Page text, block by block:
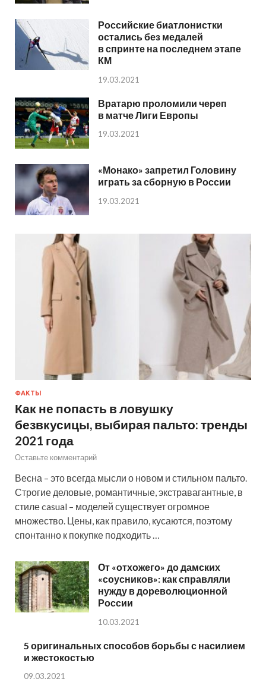
Российские биатлонистки
остались без медалей
в спринте на последнем этапе
КМ
19.03.2021
Вратарю проломили череп
в матче Лиги Европы
19.03.2021
«Монако» запретил Головину
играть за сборную в России
19.03.2021
ФАКТЫ
Как не попасть в ловушку
безвкусицы, выбирая пальто: тренды
2021 года
Оставьте комментарий
Весна – это всегда мысли о новом и стильном пальто.
Строгие деловые, романтичные, экстравагантные, в
стиле casual – моделей существует огромное
множество. Цены, как правило, кусаются, поэтому
спонтанно к покупке подходить …
От «отхожего» до дамских
«соусников»: как справляли
нужду в дореволюционной
России
10.03.2021
5 оригинальных способов борьбы с насилием
и жестокостью
09.03.2021